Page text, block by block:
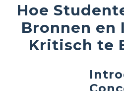
Hoe
Bronnen en
Kritisch te